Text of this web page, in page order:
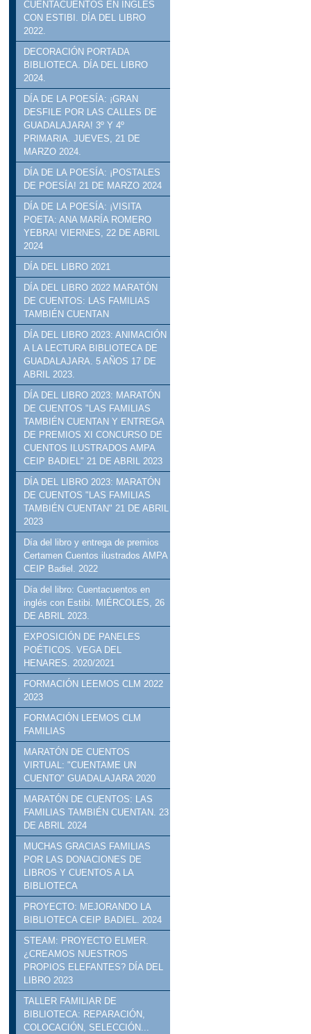
CUENTACUENTOS EN INGLÉS
CON ESTIBI. DÍA DEL LIBRO
2022.
DECORACIÓN PORTADA
BIBLIOTECA. DÍA DEL LIBRO
2024.
DÍA DE LA POESÍA: ¡GRAN
DESFILE POR LAS CALLES DE
GUADALAJARA! 3º Y 4º
PRIMARIA. JUEVES, 21 DE
MARZO 2024.
DÍA DE LA POESÍA: ¡POSTALES
DE POESÍA! 21 DE MARZO 2024
DÍA DE LA POESÍA: ¡VISITA
POETA: ANA MARÍA ROMERO
YEBRA! VIERNES, 22 DE ABRIL
2024
DÍA DEL LIBRO 2021
DÍA DEL LIBRO 2022 MARATÓN
DE CUENTOS: LAS FAMILIAS
TAMBIÉN CUENTAN
DÍA DEL LIBRO 2023: ANIMACIÓN
A LA LECTURA BIBLIOTECA DE
GUADALAJARA. 5 AÑOS 17 DE
ABRIL 2023.
DÍA DEL LIBRO 2023: MARATÓN
DE CUENTOS "LAS FAMILIAS
TAMBIÉN CUENTAN Y ENTREGA
DE PREMIOS XI CONCURSO DE
CUENTOS ILUSTRADOS AMPA
CEIP BADIEL" 21 DE ABRIL 2023
DÍA DEL LIBRO 2023: MARATÓN
DE CUENTOS "LAS FAMILIAS
TAMBIÉN CUENTAN" 21 DE ABRIL
2023
Día del libro y entrega de premios
Certamen Cuentos ilustrados AMPA
CEIP Badiel. 2022
Día del libro: Cuentacuentos en
inglés con Estibi. MIÉRCOLES, 26
DE ABRIL 2023.
EXPOSICIÓN DE PANELES
POÉTICOS. VEGA DEL
HENARES. 2020/2021
FORMACIÓN LEEMOS CLM 2022
2023
FORMACIÓN LEEMOS CLM
FAMILIAS
MARATÓN DE CUENTOS
VIRTUAL: "CUENTAME UN
CUENTO" GUADALAJARA 2020
MARATÓN DE CUENTOS: LAS
FAMILIAS TAMBIÉN CUENTAN. 23
DE ABRIL 2024
MUCHAS GRACIAS FAMILIAS
POR LAS DONACIONES DE
LIBROS Y CUENTOS A LA
BIBLIOTECA
PROYECTO: MEJORANDO LA
BIBLIOTECA CEIP BADIEL. 2024
STEAM: PROYECTO ELMER.
¿CREAMOS NUESTROS
PROPIOS ELEFANTES? DÍA DEL
LIBRO 2023
TALLER FAMILIAR DE
BIBLIOTECA: REPARACIÓN,
COLOCACIÓN, SELECCIÓN...